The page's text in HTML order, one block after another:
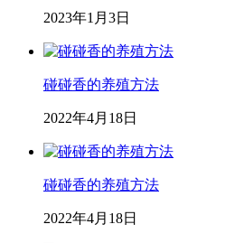
2023年1月3日
碰碰香的养殖方法
2022年4月18日
碰碰香的养殖方法
2022年4月18日